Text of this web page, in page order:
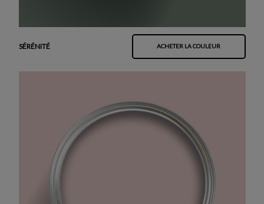
SÉRÉNITÉ ACHETER LA COULEUR